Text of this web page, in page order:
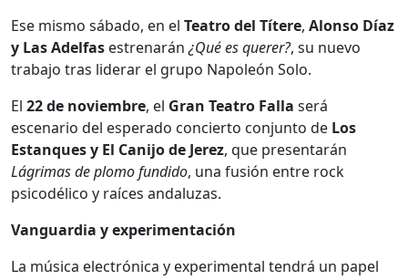
Ese mismo sábado, en el Teatro del Títere, Alonso Díaz
y Las Adelfas estrenarán¿Qué es querer?, su nuevo
trabajo tras liderar el grupo Napoleón Solo.
El 22 de noviembre, el Gran Teatro Falla será
escenario del esperado concierto conjunto de Los
Estanques y El Canijo de Jerez, que presentarán
Lágrimas de plomo fundido, una fusión entre rock
psicodélico y raíces andaluzas.
Vanguardia y experimentación
La música electrónica y experimental tendrá un papel